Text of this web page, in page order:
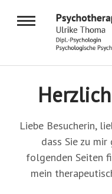
Liebe Besucherin,
dass Sie zu
folgenden Seiten
mein